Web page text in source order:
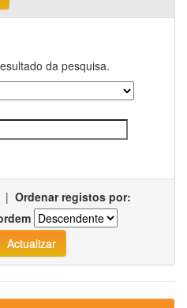
da pesquisa.
| Ordenar registos por: